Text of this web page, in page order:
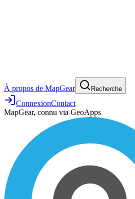
À propos de MapGear Recherche
ConnexionContact
MapGear, connu via GeoApps